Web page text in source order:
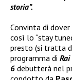
storia”.
Convinta di
così lo “stay
presto (si tratta
programma di
6 debutterà nel